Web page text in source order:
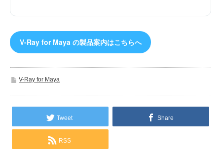
V-Ray for Maya の製品案内はこちらへ
V-Ray for Maya
Tweet Share
RSS